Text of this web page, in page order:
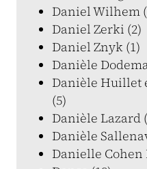
Daniel Wilhem
Daniel Zerki (2)
Daniel Znyk (1)
Danièle
Danièle Huillet
(5)
Danièle Lazard
Danièle
Danielle Cohen